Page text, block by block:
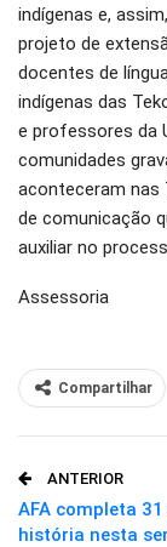
indígenas e,
projeto de
docentes de
indígenas das
e professores da
comunidades
aconteceram nas
de comunicação
auxiliar no
Assessoria
Compartilhar
O email
ANTERIOR
AFA completa
história nesta